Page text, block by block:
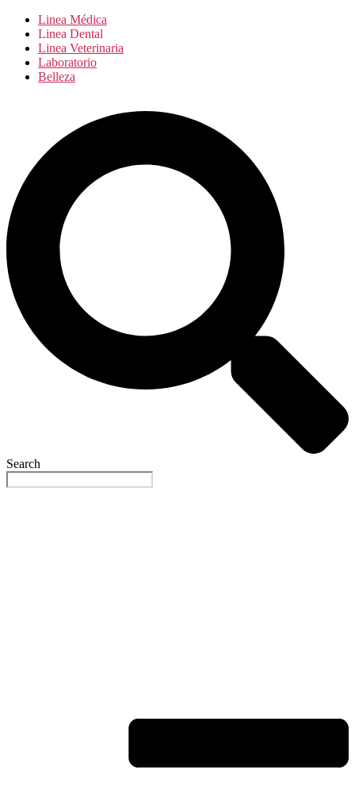
Linea Médica
Linea Dental
Linea Veterinaria
Laboratorio
Belleza
Search